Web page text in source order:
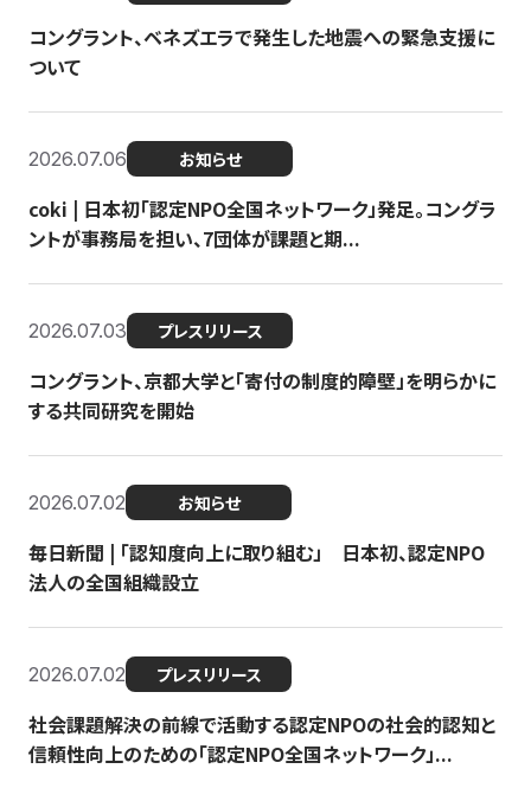
コングラント、ベネズエラで発生した地震への緊急支援に
ついて
2026.07.06 お知らせ
coki | 日本初「認定NPO全国ネットワーク」発足。コングラ
ントが事務局を担い、7団体が課題と期...
2026.07.03 プレスリリース
コングラント、京都大学と「寄付の制度的障壁」を明らかに
する共同研究を開始
2026.07.02 お知らせ
毎日新聞 | 「認知度向上に取り組む」 日本初、認定NPO
法人の全国組織設立
2026.07.02 プレスリリース
社会課題解決の前線で活動する認定NPOの社会的認知と
信頼性向上のための「認定NPO全国ネットワーク」...